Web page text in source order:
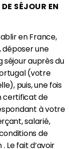
SÉJOUR EN
en France,
déposer une
séjour auprès du
(votre
puis, une fois
certificat de
à votre
salarié,
de
Le fait d’avoir